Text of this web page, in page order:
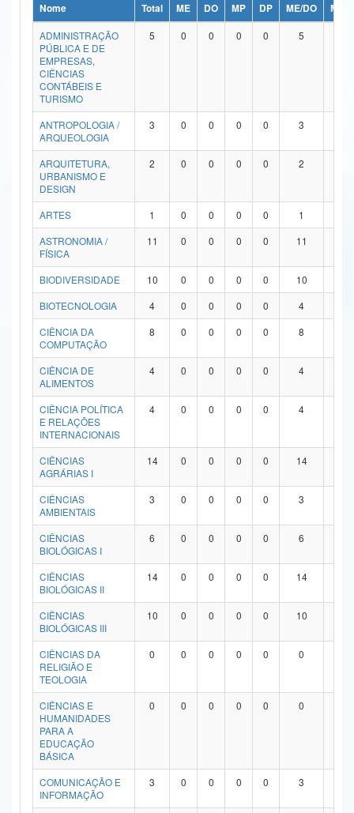
Ministério da Ciência, Tecnologia, Inovações e Comunicações
Ministério do Meio Ambiente
Ministério do Turismo
Ministério do Desenvolvimento Regional
Controladoria-Geral da União
Ministério da Mulher, da Família e dos Direitos Humanos
Secretaria de Governo
Advocacia-Geral da União
Banco Central do Brasil
Nome Total ME DO MP DP ME/DO
MP/
ADMINISTRAÇÃO
PÚBLICA E DE
EMPRESAS,
CIÊNCIAS
CONTÁBEIS E
TURISMO
5 0 0 0 0 5
ANTROPOLOGIA /
ARQUEOLOGIA
3 0 0 0 0 3
ARQUITETURA,
URBANISMO E
DESIGN
2 0 0 0 0 2
ARTES 1 0 0 0 0 1
ASTRONOMIA /
FÍSICA
11 0 0 0 0 11
BIODIVERSIDADE 10 0 0 0 0 10
BIOTECNOLOGIA
4 0 0 0 0 4
CIÊNCIA DA
COMPUTAÇÃO
8 0 0 0 0 8
CIÊNCIA DE
ALIMENTOS
4 0 0 0 0 4
CIÊNCIA POLÍTICA
E RELAÇÕES
INTERNACIONAIS
4 0 0 0 0 4
CIÊNCIAS
AGRÁRIAS I
14 0 0 0 0 14
CIÊNCIAS
AMBIENTAIS
3 0 0 0 0 3
CIÊNCIAS
BIOLÓGICAS I
6 0 0 0 0 6
CIÊNCIAS
BIOLÓGICAS II
14 0 0 0 0 14
CIÊNCIAS
BIOLÓGICAS III
10 0 0 0 0 10
CIÊNCIAS DA
RELIGIÃO E
TEOLOGIA
0 0 0 0 0 0
CIÊNCIAS E
HUMANIDADES
PARA A
EDUCAÇÃO
BÁSICA
0 0 0 0 0 0
COMUNICAÇÃO E
INFORMAÇÃO
3 0 0 0 0 3